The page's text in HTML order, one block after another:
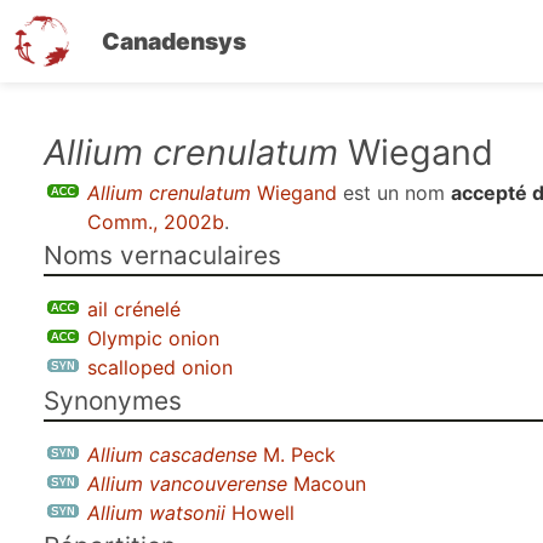
Canadensys
contenu
Allium crenulatum Wiegand
Allium crenulatum Wiegand est un nom accepté
Comm., 2002b.
Noms vernaculaires
ail crénelé
Olympic onion
scalloped onion
Synonymes
Allium cascadense M. Peck
Allium vancouverense Macoun
Allium watsonii Howell